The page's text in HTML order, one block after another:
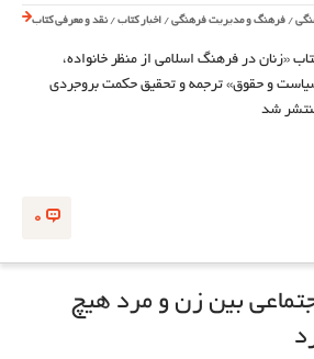
/ فرهنگ و مدیریت فرهنگی / اخبار کتاب /نقد و معرفی کتاب
«زنان در فرهنگ اسلامی از منظر خانواده،
و حقوق» ترجمه و تحقیق حکمت بروجردی
شد
0
بین زن و مرد هیچ